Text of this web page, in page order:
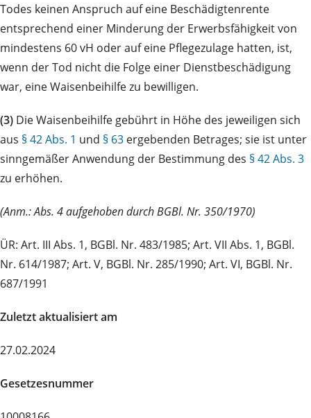
Todes keinen Anspruch auf eine Beschädigtenrente
entsprechend einer Minderung der Erwerbsfähigkeit von
mindestens 60 vH oder auf eine Pflegezulage hatten, ist,
wenn der Tod nicht die Folge einer Dienstbeschädigung
war, eine Waisenbeihilfe zu bewilligen.
(3) Die Waisenbeihilfe gebührt in Höhe des jeweiligen sich
aus § 42 Abs. 1 und § 63 ergebenden Betrages; sie ist unter
sinngemäßer Anwendung der Bestimmung des § 42 Abs. 3
zu erhöhen.
(Anm.: Abs. 4 aufgehoben durch BGBl. Nr. 350/1970)
ÜR: Art. III Abs. 1, BGBl. Nr. 483/1985; Art. VII Abs. 1, BGBl.
Nr. 614/1987; Art. V, BGBl. Nr. 285/1990; Art. VI, BGBl. Nr.
687/1991
Zuletzt aktualisiert am
27.02.2024
Gesetzesnummer